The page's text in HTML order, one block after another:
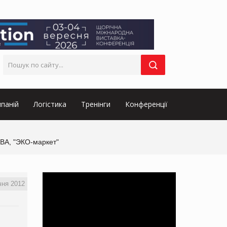
Логістика Тренінги Конференції
"ЭКО-маркет"
2012